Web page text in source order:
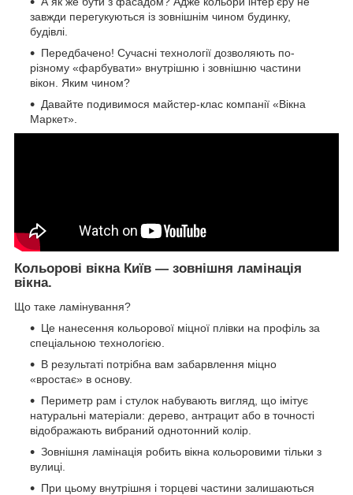
завжди перегукуються із зовнішнім чином будинку,
будівлі.
Передбачено! Сучасні технології дозволяють по-
різному «фарбувати» внутрішню і зовнішню частини
вікон. Яким чином?
Давайте подивимося майстер-клас компанії «Вікна
Маркет».
Кольорові вікна Київ ― зовнішня ламінація
вікна.
Що таке ламінування?
Це нанесення кольорової міцної плівки на профіль за
спеціальною технологією.
В результаті потрібна вам забарвлення міцно
«вростає» в основу.
Периметр рам і стулок набувають вигляд, що імітує
натуральні матеріали: дерево, антрацит або в точності
відображають вибраний однотонний колір.
Зовнішня ламінація робить вікна кольоровими тільки з
вулиці.
При цьому внутрішня і торцеві частини залишаються